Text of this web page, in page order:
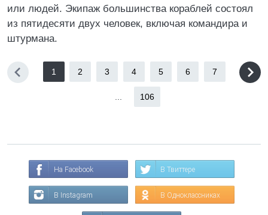
или людей. Экипаж большинства кораблей состоял
из пятидесяти двух человек, включая командира и
штурмана.
1 2 3 4 5 6 7
106
На Facebook В Твиттере
В Instagram В Одноклассниках